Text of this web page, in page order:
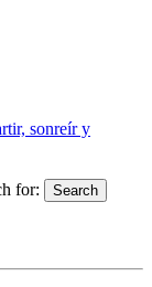
sonreír y
for:
Search